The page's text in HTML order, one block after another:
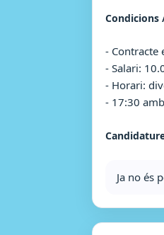
Condicions
- Contracte
- Salari:
- Horari:
- 17:30
Ja no és